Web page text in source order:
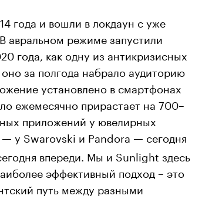
года и вошли в локдаун с уже
режиме запустили
года, как одну из антикризисных
за полгода набрало аудиторию
установлено в смартфонах
ежемесячно прирастает на 700–
приложений у ювелирных
— у Swarovski и Pandora — сегодня
впереди. Мы и Sunlight здесь
эффективный подход – это
путь между разными